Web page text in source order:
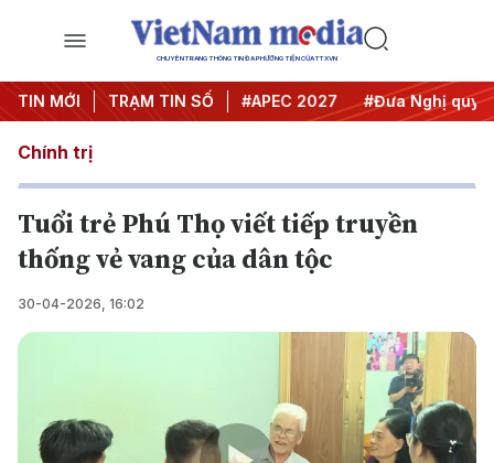
CHUYÊN TRANG THÔNG TIN ĐA PHƯƠNG TIỆN CỦA TTXVN
TIN MỚI TRẠM TIN SỐ
#Hội nghị Trung ương 3 #APEC 2027 #Đưa Nghị quyết
Chính trị
Tuổi trẻ Phú Thọ viết tiếp truyền
thống vẻ vang của dân tộc
30-04-2026, 16:02